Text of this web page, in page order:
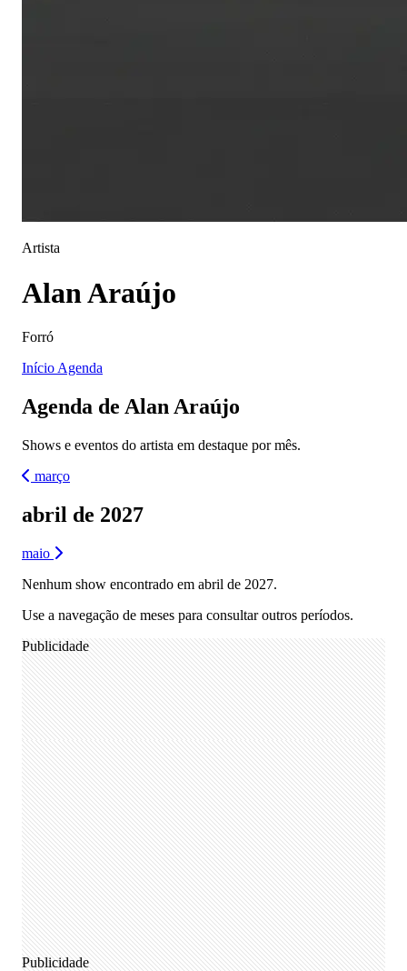
Artista
Alan Araújo
Forró
Início Agenda
Agenda de Alan Araújo
Shows e eventos do artista em destaque por mês.
março
abril de 2027
maio
Nenhum show encontrado em abril de 2027.
Use a navegação de meses para consultar outros períodos.
Publicidade
Publicidade